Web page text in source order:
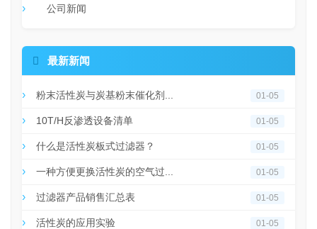
公司新闻
 最新新闻
粉末活性炭与炭基粉末催化剂... 01-05
10T/H反渗透设备清单 01-05
什么是活性炭板式过滤器？ 01-05
一种方便更换活性炭的空气过... 01-05
过滤器产品销售汇总表 01-05
活性炭的应用实验 01-05